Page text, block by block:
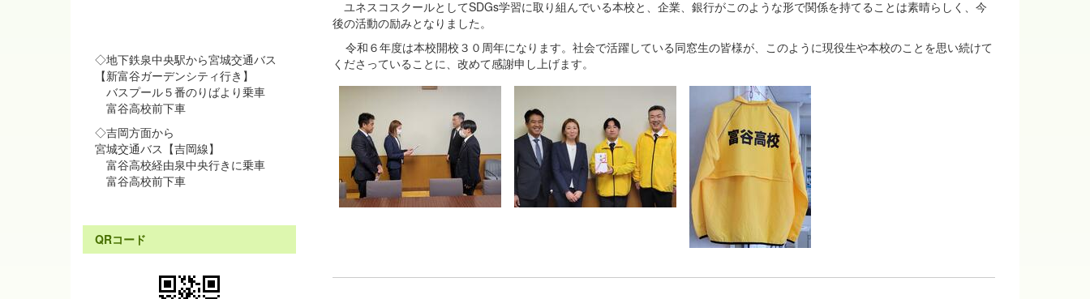
ユネスコスクールとしてSDGs学習に取り組んでいる本校と、企業、銀行がこのような形で関係を持てることは素晴らしく、今
後の活動の励みとなりました。
令和６年度は本校開校３０周年になります。社会で活躍している同窓生の皆様が、このように現役生や本校のことを思い続けて
くださっていることに、改めて感謝申し上げます。
◇地下鉄泉中央駅から宮城交通バス
【新富谷ガーデンシティ行き】
バスプール５番のりばより乗車
富谷高校前下車
◇吉岡方面から
宮城交通バス【吉岡線】
富谷高校経由泉中央行きに乗車
富谷高校前下車
QRコード